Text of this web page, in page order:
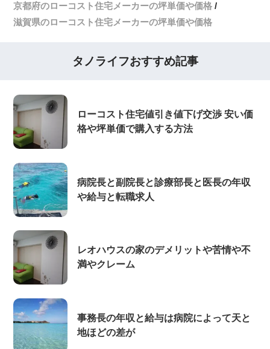
京都府のローコスト住宅メーカーの坪単価や価格
滋賀県のローコスト住宅メーカーの坪単価や価格
タノライフおすすめ記事
ローコスト住宅値引き値下げ交渉 安い価
格や坪単価で購入する方法
病院長と副院長と診療部長と医長の年収
や給与と転職求人
レオハウスの家のデメリットや苦情や不
満やクレーム
事務長の年収と給与は病院によって天と
地ほどの差が